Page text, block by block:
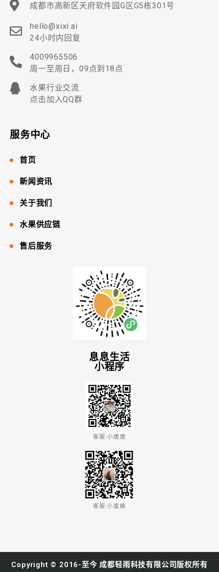
成都市高新区天府软件园G区G5栋301号
hello@xixi.ai
24小时内回复
4009965506
周一至周日，09点到18点
水果行业交流
点击加入QQ群
服务中心
首页
新闻资讯
关于我们
水果供应链
售后服务
息息生活
小程序
客服:小唐唐​
客服:小蜜蜂​
Copyright © 2016-至今 成都轻雨科技有限公司版权所有